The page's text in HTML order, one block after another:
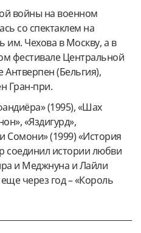
войны на военном
со спектаклем на
Чехова в Москву, а в
фестивале Центральной
(Бельгия),
Гран-при.
(1995), «Шах
«Яздигурд»,
Сомони» (1999) «История
соединил истории любви
и Меджнуна и Лайли
через год – «Король